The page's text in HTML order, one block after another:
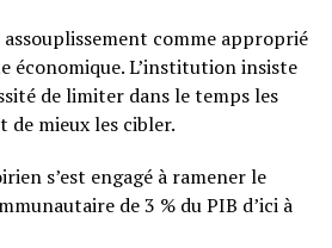
comme approprié
économique. L’institution insiste
de limiter dans le temps les
de mieux les cibler.
s’est engagé à ramener le
de 3 % du PIB d’ici à